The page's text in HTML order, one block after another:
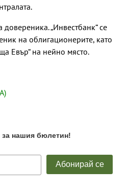
„Инвестбанк“ се
на облигационерите, като
Евър“ на нейно място.